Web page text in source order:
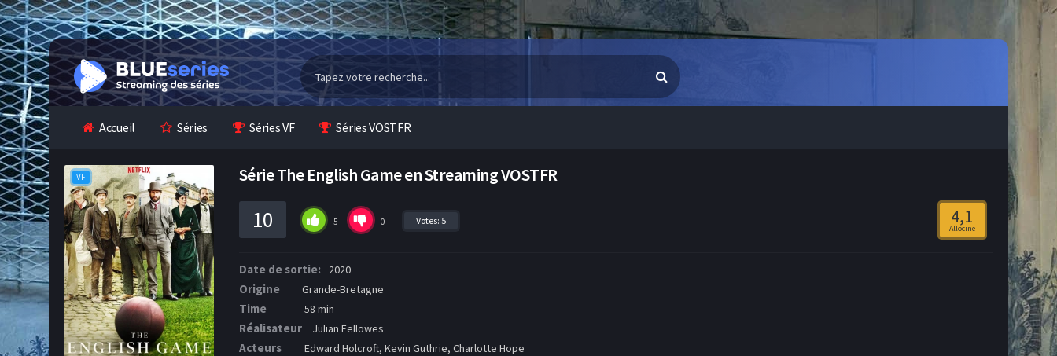
Accueil Séries Séries VF Séries VOSTFR
VF Série The English Game en Streaming VOSTFR
10 5 0 Votes: 5 4,1
Allocine
Date de sortie: 2020
Origine Grande-Bretagne
Time 58 min
Réalisateur Julian Fellowes
Acteurs Edward Holcroft, Kevin Guthrie, Charlotte Hope